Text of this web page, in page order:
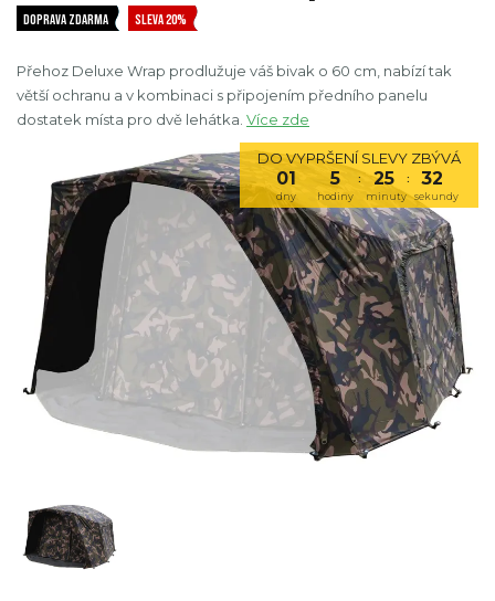
DOPRAVA ZDARMA SLEVA 20%
Přehoz Deluxe Wrap prodlužuje váš bivak o 60 cm, nabízí tak
větší ochranu a v kombinaci s připojením předního panelu
dostatek místa pro dvě lehátka. Více zde
DO VYPRŠENÍ SLEVY ZBÝVÁ
01 5 : 25 : 31
dny hodiny minuty sekundy